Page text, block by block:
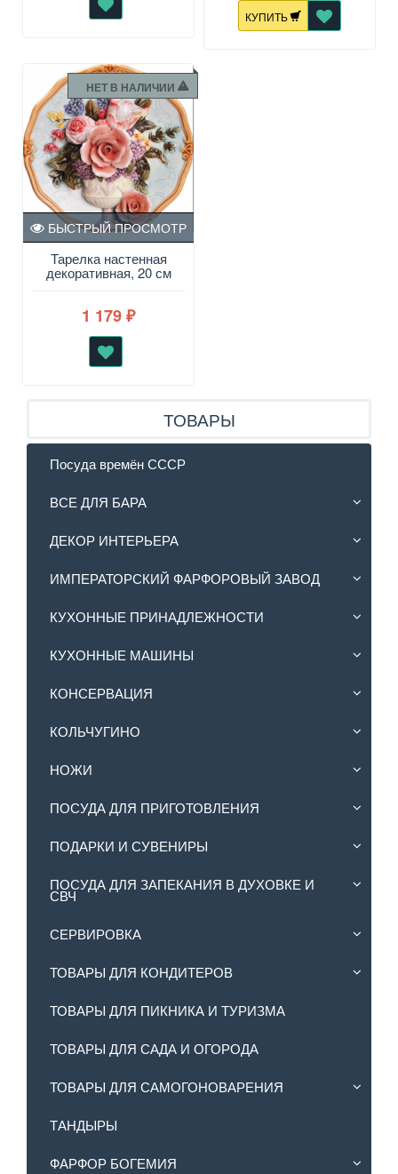
КУПИТЬ
НЕТ В НАЛИЧИИ
Тарелка настенная
декоративная, 20 см
БЫСТРЫЙ ПРОСМОТР
1 179 ₽
ТОВАРЫ
Посуда времён СССР
ВСЕ ДЛЯ БАРА
ДЕКОР ИНТЕРЬЕРА
ИМПЕРАТОРСКИЙ ФАРФОРОВЫЙ ЗАВОД
КУХОННЫЕ ПРИНАДЛЕЖНОСТИ
КУХОННЫЕ МАШИНЫ
КОНСЕРВАЦИЯ
КОЛЬЧУГИНО
НОЖИ
ПОСУДА ДЛЯ ПРИГОТОВЛЕНИЯ
ПОДАРКИ И СУВЕНИРЫ
ПОСУДА ДЛЯ ЗАПЕКАНИЯ В ДУХОВКЕ И
СВЧ
СЕРВИРОВКА
ТОВАРЫ ДЛЯ КОНДИТЕРОВ
ТОВАРЫ ДЛЯ ПИКНИКА И ТУРИЗМА
ТОВАРЫ ДЛЯ САДА И ОГОРОДА
ТОВАРЫ ДЛЯ САМОГОНОВАРЕНИЯ
ТАНДЫРЫ
ФАРФОР БОГЕМИЯ